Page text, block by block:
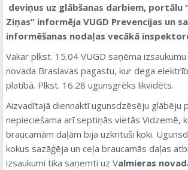
deviņus uz glābšanas darbiem, portālu
Ziņas” informēja VUGD Prevencijas un
informēšanas nodaļas vecākā
Vakar plkst. 15.04 VUGD saņēma
novada Braslavas pagastu, kur dega
platībā. Plkst. 16.28 ugunsgrēks likvidēts.
Aizvadītajā diennaktī ugunsdzēsēju glābēju
nepieciešama arī septiņās vietās Vidzemē,
braucamām daļām bija uzkrituši koki.
kokus sazāģēja un ceļa braucamās daļas
izsaukumi tika saņemti uz Valmieras